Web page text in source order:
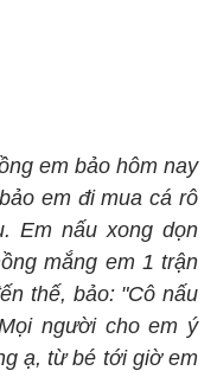
em bảo hôm nay
em đi mua cá rô
Em nấu xong dọn
mắng em 1 trận
thế, bảo: "Cô nấu
người cho em ý
ạ, từ bé tới giờ em